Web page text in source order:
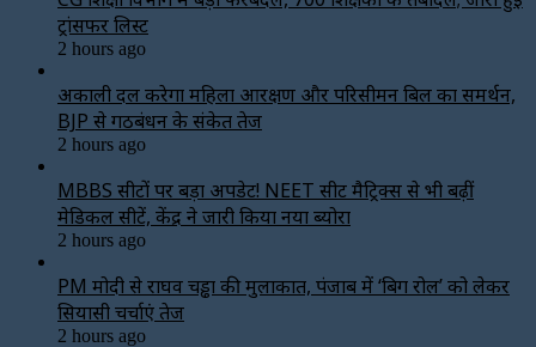
ट्रांसफर लिस्ट
2 hours ago
अकाली दल करेगा महिला आरक्षण और परिसीमन बिल का समर्थन,
BJP से गठबंधन के संकेत तेज
2 hours ago
MBBS सीटों पर बड़ा अपडेट! NEET सीट मैट्रिक्स से भी बढ़ीं
मेडिकल सीटें, केंद्र ने जारी किया नया ब्योरा
2 hours ago
PM मोदी से राघव चड्ढा की मुलाकात, पंजाब में ‘बिग रोल’ को लेकर
सियासी चर्चाएं तेज
2 hours ago